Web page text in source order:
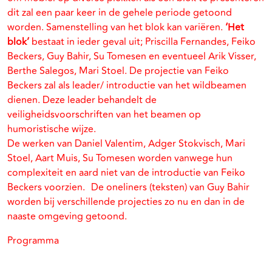
dit zal een paar keer in de gehele periode getoond
worden. Samenstelling van het blok kan variëren. ‘Het
blok’bestaat in ieder geval uit; Priscilla Fernandes, Feiko
Beckers, Guy Bahir, Su Tomesen en eventueel Arik Visser,
Berthe Salegos, Mari Stoel. De projectie van Feiko
Beckers zal als leader/ introductie van het wildbeamen
dienen. Deze leader behandelt de
veiligheidsvoorschriften van het beamen op
humoristische wijze.
De werken van Daniel Valentim, Adger Stokvisch, Mari
Stoel, Aart Muis, Su Tomesen worden vanwege hun
complexiteit en aard niet van de introductie van Feiko
Beckers voorzien. De oneliners (teksten) van Guy Bahir
worden bij verschillende projecties zo nu en dan in de
naaste omgeving getoond.
Programma